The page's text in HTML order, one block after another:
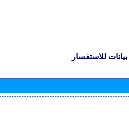
بيانات للاستفسار